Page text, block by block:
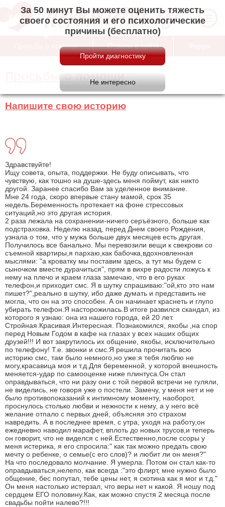
За 50 минут Вы можете оценить тяжесть
своего состояния и его психологические
причины (бесплатно)
Просьбы о помощи Отзывы о сайте
Просьбы о помощи
Напишите свою историю
Здравствуйте!
Ищу совета, опыта, поддержки. Не буду описывать, что
чувствую, как тошно на душе-здесь меня поймут, как никто
другой. Заранее спасибо Вам за уделенное внимание.
Мне 24 года, скоро впервые стану мамой, срок 35
недель.Беременность протекает на фоне стрессовых
ситуаций,но это другая история.
2 раза лежала на сохранении-ничего серъёзного, больше как
подстраховка. Неделю назад, перед Днем своего Рождения,
узнала о том, что у мужа больше двух месяцев есть другая.
Получилось все банально. Мы перевозили вещи к свекрови со
съемной квартиры,я пархаю,как бабочка,вдохновленная
мыслями: "а кроватку мы поставим здесь, а тут мы будем с
сыночком вместе дурачиться", прям в вихре радости ложусь к
нему на плечо и краем глаза замечаю, что в его руках
телефон,и приходит смс. Я в шутку спрашиваю:"ой,кто это нам
пишет?",реально в шутку, ибо даже думать и представить не
могла, что он на это способен. А он начинает краснеть и глупо
убирать телефон.Я насторожилась.В итоге развился скандал, из
которого я узнаю: она из нашего города, ей 20 лет.
Стройная.Красивая.Интересная. Познакомился, якобы ,на спор
перед Новым Годом в кафе на глазах у всех наших общих
друзей!!! И вот закрутилось их общение, якобы, исключительно
по телефону! Т.е. звонки и смс.Я решила прочитать всю
историю смс, там было немного,но уже:я тебя люблю не
могу,красавица моя и т.д.Для беременной, у которой внешность
меняется-удар по самооценке ниже плинтуса.Он стал
оправдываться, что ни разу они с той первой встречи не гуляли,
не виделись, не говоря уже о постели. Замечу, у меня нет и не
было противопоказаний к интимному моменту, наоборот,
проснулось столько любви и нежности к нему, а у него всё
желание отпало с первых дней, объясняя это страхом
навредить. А в последнее время, с утра, уходя на работу,он
ежедневно наводил марафет, вплоть до новых трусов,и теперь
он говорит, что не виделся с ней.Естественно,после ссоры у
меня истерика, я его спросила:" как так можно предать свою
мечту о ребенке, о семье(с его слов)? и любит ли он меня?"
На что последовало молчание. Я умерла. Потом он стал как-то
оправдываться,нелепо, как всегда :"это флирт, мне нужно было
общение, бес попутал, тебе цены нет, я скотина как я мог и т.д."
Он меня настолько истерзал, что веры нет н какой. Я ношу под
сердцем ЕГО половину.Как, как можно спустя 2 месяца после
свадьбы пойти налево?!!!